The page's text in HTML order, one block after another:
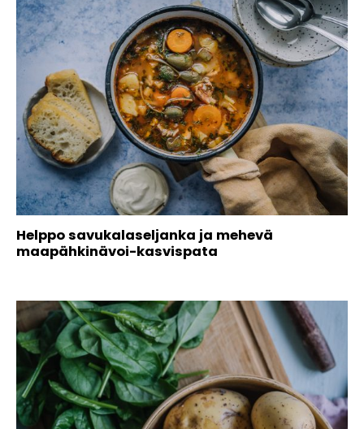
Helppo savukalaseljanka ja mehevä
maapähkinävoi-kasvispata